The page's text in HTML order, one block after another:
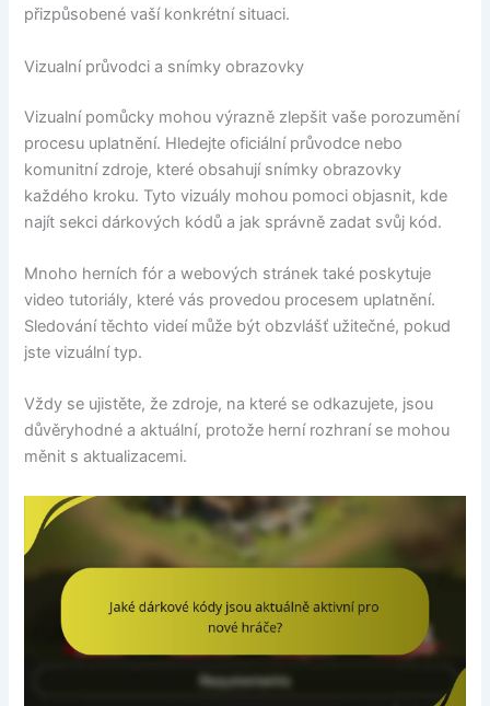
přizpůsobené vaší konkrétní situaci.
Vizualní průvodci a snímky obrazovky
Vizualní pomůcky mohou výrazně zlepšit vaše porozumění
procesu uplatnění. Hledejte oficiální průvodce nebo
komunitní zdroje, které obsahují snímky obrazovky
každého kroku. Tyto vizuály mohou pomoci objasnit, kde
najít sekci dárkových kódů a jak správně zadat svůj kód.
Mnoho herních fór a webových stránek také poskytuje
video tutoriály, které vás provedou procesem uplatnění.
Sledování těchto videí může být obzvlášť užitečné, pokud
jste vizuální typ.
Vždy se ujistěte, že zdroje, na které se odkazujete, jsou
důvěryhodné a aktuální, protože herní rozhraní se mohou
měnit s aktualizacemi.